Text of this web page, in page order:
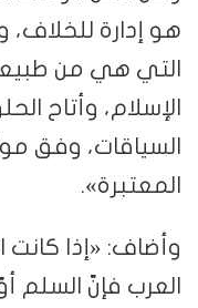
هو إدارة
التي هي من
الإسلام، وأتاح
السياقات، وفق
المعتبرة».
وأضاف: «إذا كانت
العرب فإنّ السلم